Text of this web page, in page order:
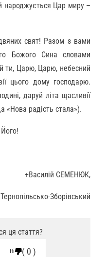
народжується Цар миру –
свят! Разом з вами
Божого Сина словами
ти, Царю, Царю, небесний
цього дому господарю.
даруй літа щасливії
«Нова радість стала»).
+Василій СЕМЕНЮК,
Зборівський
ця стаття?
Ні 0